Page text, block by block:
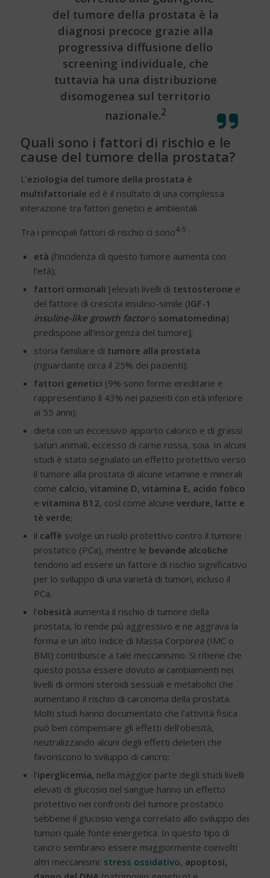
del tumore della prostata è la
diagnosi precoce grazie alla
progressiva diffusione dello
screening individuale, che
tuttavia ha una distribuzione
disomogenea sul territorio
nazionale.2
Quali sono i fattori di rischio e le
cause del tumore della prostata?
L’eziologia del tumore della prostata è
multifattoriale ed è il risultato di una complessa
interazione tra fattori genetici e ambientali.
Tra i principali fattori di rischio ci sono4-5 :
età (l’incidenza di questo tumore aumenta con
l’età);
fattori ormonali [elevati livelli di testosterone e
del fattore di crescita insulino-simile (IGF-1
insuline-like growth factoro somatomedina)
predispone all’insorgenza del tumore];
storia familiare di tumore alla prostata
(riguardante circa il 25% dei pazienti);
fattori genetici (9% sono forme ereditarie e
rappresentano il 43% nei pazienti con età inferiore
ai 55 anni);
dieta con un eccessivo apporto calorico e di grassi
saturi animali, eccesso di carne rossa, soia. In alcuni
studi è stato segnalato un effetto protettivo verso
il tumore alla prostata di alcune vitamine e minerali
come calcio, vitamine D, vitamina E, acido folico
e vitamina B12, così come alcune verdure, latte e
tè verde;
il caffè svolge un ruolo protettivo contro il tumore
prostatico (PCa), mentre le bevande alcoliche
tendono ad essere un fattore di rischio significativo
per lo sviluppo di una varietà di tumori, incluso il
PCa.
l’obesità aumenta il rischio di tumore della
prostata, lo rende più aggressivo e ne aggrava la
forma e un alto Indice di Massa Corporea (IMC o
BMI) contribuisce a tale meccanismo. Si ritiene che
questo possa essere dovuto ai cambiamenti nei
livelli di ormoni steroidi sessuali e metabolici che
aumentano il rischio di carcinoma della prostata.
Molti studi hanno documentato che l’attività fisica
può ben compensare gli effetti dell’obesità,
neutralizzando alcuni degli effetti deleteri che
favoriscono lo sviluppo di cancro;
l’iperglicemia, nella maggior parte degli studi livelli
elevati di glucosio nel sangue hanno un effetto
protettivo nei confronti del tumore prostatico
sebbene il glucosio venga correlato allo sviluppo dei
tumori quale fonte energetica. In questo tipo di
cancro sembrano essere maggiormente coinvolti
altri meccanismi: stress ossidativo, apoptosi,